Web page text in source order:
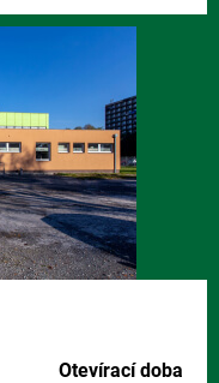
Otevírací doba